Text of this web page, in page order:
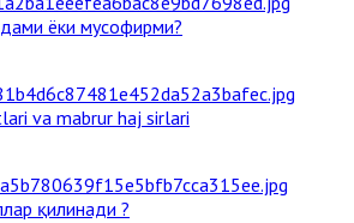
ёки мусофирми?
va mabrur haj sirlari
қилинади ?